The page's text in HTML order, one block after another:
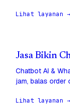
Lihat layanan →
Jasa Bikin
Chatbot AI &
jam, balas order
Lihat layanan →